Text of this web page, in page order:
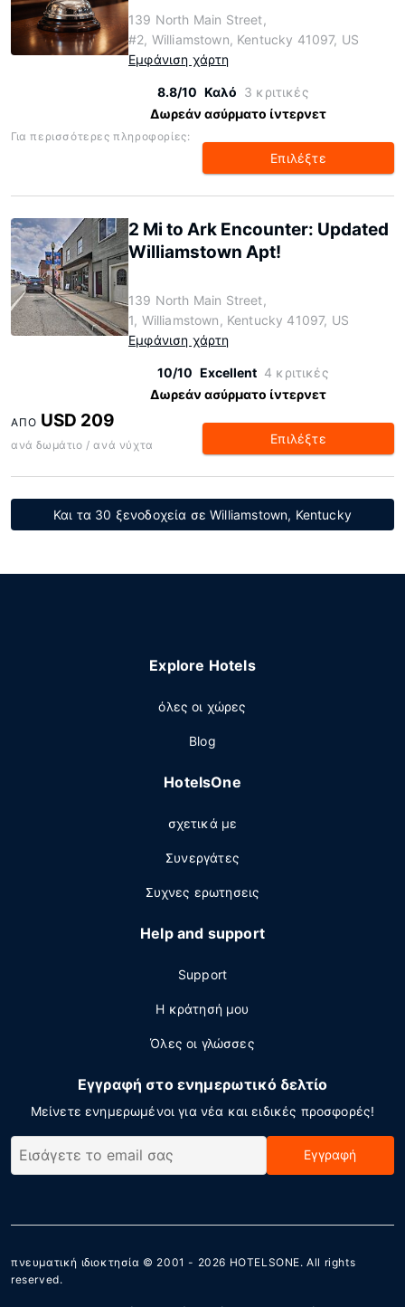
139 North Main Street,
#2, Williamstown, Kentucky 41097, US
Εμφάνιση χάρτη
8.8/10 Καλό 3 κριτικές
Δωρεάν ασύρματο ίντερνετ
Για περισσότερες πληροφορίες:
Επιλέξτε
2 Mi to Ark Encounter: Updated
Williamstown Apt!
139 North Main Street,
1, Williamstown, Kentucky 41097, US
Εμφάνιση χάρτη
10/10 Excellent 4 κριτικές
Δωρεάν ασύρματο ίντερνετ
ΑΠΌ USD 209
ανά δωμάτιο / ανά νύχτα Επιλέξτε
Και τα 30 ξενοδοχεία σε Williamstown, Kentucky
Explore Hotels
όλες οι χώρες
Blog
HotelsOne
σχετικά με
Συνεργάτες
Συχνες ερωτησεις
Help and support
Support
Η κράτησή μου
Όλες οι γλώσσες
Εγγραφή στο ενημερωτικό δελτίο
Μείνετε ενημερωμένοι για νέα και ειδικές προσφορές!
Εγγραφή
πνευματική ιδιοκτησία © 2001 - 2026 HOTELSONE. All rights
reserved.